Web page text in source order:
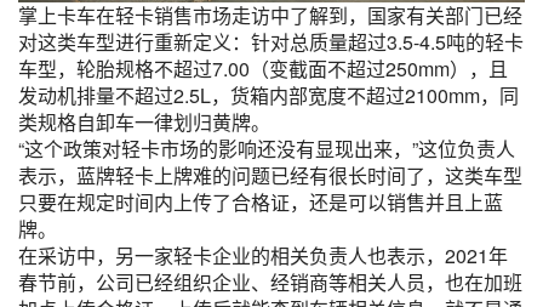
掌上卡车在轻卡销售市场走访中了解到，国家有关部门已经
对这类车型进行重新定义：针对总质量超过3.5-4.5吨的轻卡
车型，轮胎规格不超过7.00（变截面不超过250mm），且
发动机排量不超过2.5L，货箱内部宽度不超过2100mm，同
类规格自卸车一律划归黄牌。
“这个政策对轻卡市场的影响还没有显现出来，”这位负责人
表示，蓝牌轻卡上牌难的问题已经有很长时间了，这类车型
只要在规定时间内上传了合格证，还是可以销售并且上蓝
牌。
在采访中，另一家轻卡企业的相关负责人也表示，2021年
春节前，公司已经组织企业、经销商等相关人员，也在加班